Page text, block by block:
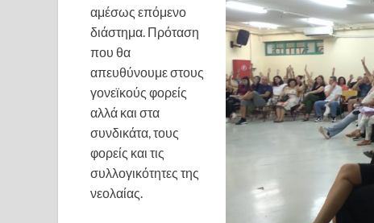
αμέσως επόμενο
διάστημα. Πρόταση
που θα
απευθύνουμε στους
γονεϊκούς φορείς
αλλά και στα
συνδικάτα, τους
φορείς και τις
συλλογικότητες της
νεολαίας.